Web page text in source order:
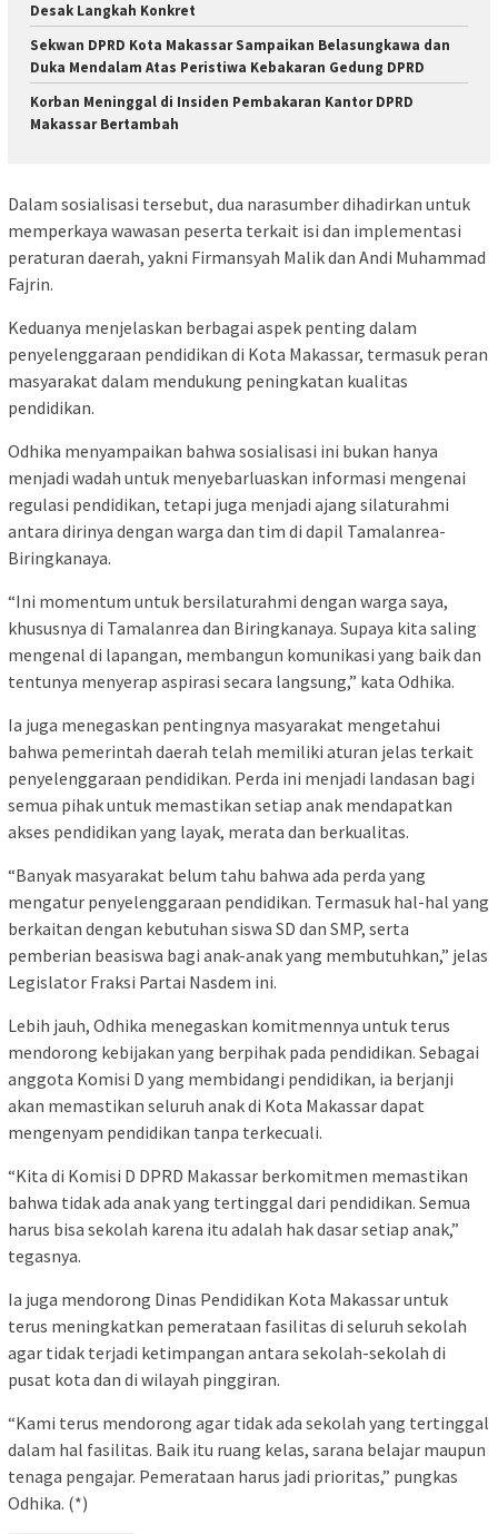
Desak Langkah Konkret
Sekwan DPRD Kota Makassar Sampaikan Belasungkawa dan
Duka Mendalam Atas Peristiwa Kebakaran Gedung DPRD
Korban Meninggal di Insiden Pembakaran Kantor DPRD
Makassar Bertambah
Dalam sosialisasi tersebut, dua narasumber dihadirkan untuk
memperkaya wawasan peserta terkait isi dan implementasi
peraturan daerah, yakni Firmansyah Malik dan Andi Muhammad
Fajrin.
Keduanya menjelaskan berbagai aspek penting dalam
penyelenggaraan pendidikan di Kota Makassar, termasuk peran
masyarakat dalam mendukung peningkatan kualitas
pendidikan.
Odhika menyampaikan bahwa sosialisasi ini bukan hanya
menjadi wadah untuk menyebarluaskan informasi mengenai
regulasi pendidikan, tetapi juga menjadi ajang silaturahmi
antara dirinya dengan warga dan tim di dapil Tamalanrea-
Biringkanaya.
“Ini momentum untuk bersilaturahmi dengan warga saya,
khususnya di Tamalanrea dan Biringkanaya. Supaya kita saling
mengenal di lapangan, membangun komunikasi yang baik dan
tentunya menyerap aspirasi secara langsung,” kata Odhika.
Ia juga menegaskan pentingnya masyarakat mengetahui
bahwa pemerintah daerah telah memiliki aturan jelas terkait
penyelenggaraan pendidikan. Perda ini menjadi landasan bagi
semua pihak untuk memastikan setiap anak mendapatkan
akses pendidikan yang layak, merata dan berkualitas.
“Banyak masyarakat belum tahu bahwa ada perda yang
mengatur penyelenggaraan pendidikan. Termasuk hal-hal yang
berkaitan dengan kebutuhan siswa SD dan SMP, serta
pemberian beasiswa bagi anak-anak yang membutuhkan,” jelas
Legislator Fraksi Partai Nasdem ini.
Lebih jauh, Odhika menegaskan komitmennya untuk terus
mendorong kebijakan yang berpihak pada pendidikan. Sebagai
anggota Komisi D yang membidangi pendidikan, ia berjanji
akan memastikan seluruh anak di Kota Makassar dapat
mengenyam pendidikan tanpa terkecuali.
“Kita di Komisi D DPRD Makassar berkomitmen memastikan
bahwa tidak ada anak yang tertinggal dari pendidikan. Semua
harus bisa sekolah karena itu adalah hak dasar setiap anak,”
tegasnya.
Ia juga mendorong Dinas Pendidikan Kota Makassar untuk
terus meningkatkan pemerataan fasilitas di seluruh sekolah
agar tidak terjadi ketimpangan antara sekolah-sekolah di
pusat kota dan di wilayah pinggiran.
“Kami terus mendorong agar tidak ada sekolah yang tertinggal
dalam hal fasilitas. Baik itu ruang kelas, sarana belajar maupun
tenaga pengajar. Pemerataan harus jadi prioritas,” pungkas
Odhika. (*)